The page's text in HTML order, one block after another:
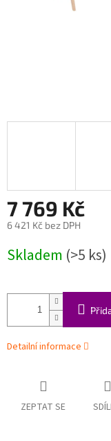
7 769 Kč
6 421 Kč bez DPH
cena:
Skladem (>5 ks)
Detailní informace
ZEPTAT SE